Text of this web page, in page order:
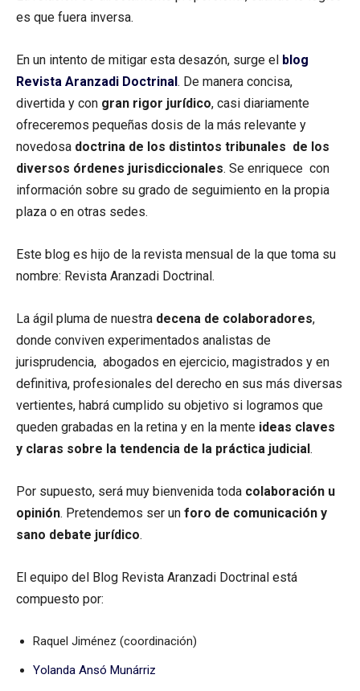
es que fuera inversa.
En un intento de mitigar esta desazón, surge el blog
Revista Aranzadi Doctrinal. De manera concisa,
divertida y con gran rigor jurídico, casi diariamente
ofreceremos pequeñas dosis de la más relevante y
novedosa doctrina de los distintos tribunales de los
diversos órdenes jurisdiccionales. Se enriquece con
información sobre su grado de seguimiento en la propia
plaza o en otras sedes.
Este blog es hijo de la revista mensual de la que toma su
nombre: Revista Aranzadi Doctrinal.
La ágil pluma de nuestra decena de colaboradores,
donde conviven experimentados analistas de
jurisprudencia, abogados en ejercicio, magistrados y en
definitiva, profesionales del derecho en sus más diversas
vertientes, habrá cumplido su objetivo si logramos que
queden grabadas en la retina y en la mente ideas claves
y claras sobre la tendencia de la práctica judicial.
Por supuesto, será muy bienvenida toda colaboración u
opinión. Pretendemos ser un foro de comunicación y
sano debate jurídico.
El equipo del Blog Revista Aranzadi Doctrinal está
compuesto por:
Raquel Jiménez (coordinación)
Yolanda Ansó Munárriz